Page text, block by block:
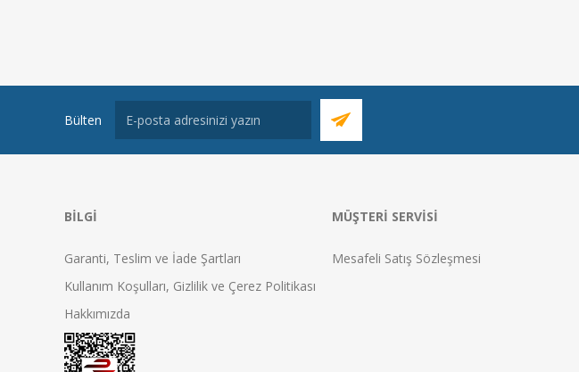
Bülten
BILGI
Garanti, Teslim ve İade Şartları
Kullanım Koşulları, Gizlilik ve Çerez Politikası
Hakkımızda
MÜŞTERI SERVISI
Mesafeli Satış Sözleşmesi